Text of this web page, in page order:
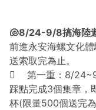
🐚8/24-9/8搞海陸
前進永安海螺文化
送索取完為止。
 第一重：8/
踩點完成3個集章，
杯(限量500個送完為